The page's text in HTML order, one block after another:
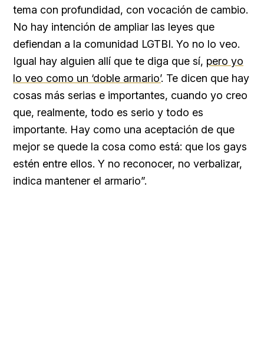
tema con profundidad, con vocación de cambio.
No hay intención de ampliar las leyes que
defiendan a la comunidad LGTBI. Yo no lo veo.
Igual hay alguien allí que te diga que sí, pero yo
lo veo como un ‘doble armario’. Te dicen que hay
cosas más serias e importantes, cuando yo creo
que, realmente, todo es serio y todo es
importante. Hay como una aceptación de que
mejor se quede la cosa como está: que los gays
estén entre ellos. Y no reconocer, no verbalizar,
indica mantener el armario”.